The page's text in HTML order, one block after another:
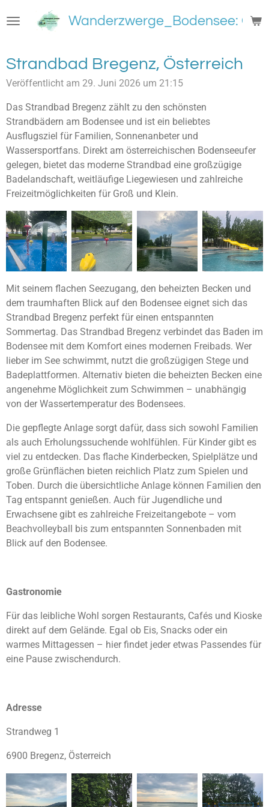
Hauptinhalt
Wanderzwerge_Bodensee:
Strandbad Bregenz, Österreich
Veröffentlicht am 29. Juni 2026 um 21:15
Das Strandbad Bregenz zählt zu den schönsten
Strandbädern am Bodensee und ist ein beliebtes
Ausflugsziel für Familien, Sonnenanbeter und
Wassersportfans. Direkt am österreichischen Bodenseeufer
gelegen, bietet das moderne Strandbad eine großzügige
Badelandschaft, weitläufige Liegewiesen und zahlreiche
Freizeitmöglichkeiten für Groß und Klein.
Mit seinem flachen Seezugang, den beheizten Becken und
dem traumhaften Blick auf den Bodensee eignet sich das
Strandbad Bregenz perfekt für einen entspannten
Sommertag. Das Strandbad Bregenz verbindet das Baden im
Bodensee mit dem Komfort eines modernen Freibads. Wer
lieber im See schwimmt, nutzt die großzügigen Stege und
Badeplattformen. Alternativ bieten die beheizten Becken eine
angenehme Möglichkeit zum Schwimmen – unabhängig
von der Wassertemperatur des Bodensees.
Die gepflegte Anlage sorgt dafür, dass sich sowohl Familien
als auch Erholungssuchende wohlfühlen. Für Kinder gibt es
viel zu entdecken. Das flache Kinderbecken, Spielplätze und
große Grünflächen bieten reichlich Platz zum Spielen und
Toben. Durch die übersichtliche Anlage können Familien den
Tag entspannt genießen. Auch für Jugendliche und
Erwachsene gibt es zahlreiche Freizeitangebote – vom
Beachvolleyball bis zum entspannten Sonnenbaden mit
Blick auf den Bodensee.
Gastronomie
Für das leibliche Wohl sorgen Restaurants, Cafés und Kioske
direkt auf dem Gelände. Egal ob Eis, Snacks oder ein
warmes Mittagessen – hier findet jeder etwas Passendes für
eine Pause zwischendurch.
Adresse
Strandweg 1
6900 Bregenz, Österreich